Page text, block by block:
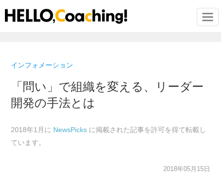
インフォメーション
「問い」で組織を変える、リーダー
開発の手法とは
2018年1月に NewsPicks に掲載された記事を許可を得て転載し
ています。
2018年05月15日